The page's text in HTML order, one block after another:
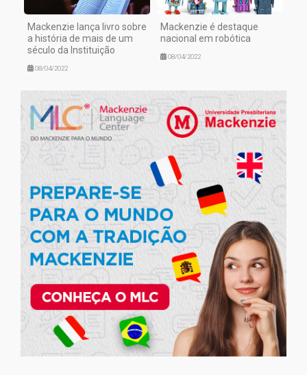
Mackenzie lança livro sobre
a história de mais de um
século da Instituição
08/04/2022
Mackenzie é destaque
nacional em robótica
08/04/2022